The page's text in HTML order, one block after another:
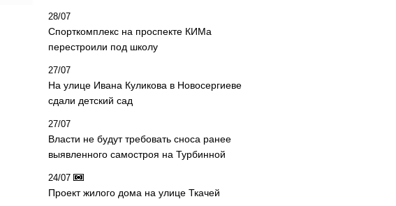
28/07
Спорткомплекс на проспекте КИМа
перестроили под школу
27/07
На улице Ивана Куликова в Новосергиеве
сдали детский сад
27/07
Власти не будут требовать сноса ранее
выявленного самостроя на Турбинной
24/07
Проект жилого дома на улице Ткачей